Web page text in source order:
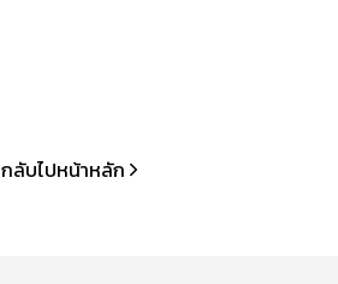
กลับไปหน้าหลัก